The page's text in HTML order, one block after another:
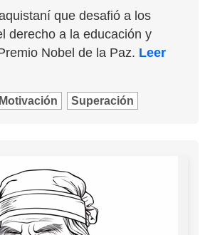
que desafió a los
derecho a la educación y
Nobel de la Paz. Leer
Motivación Superación